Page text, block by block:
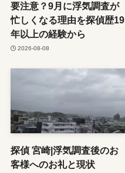
要注意？9月に浮気調査が
忙しくなる理由を探偵歴19
年以上の経験から
2026-08-08
探偵 宮崎|浮気調査後のお
客様へのお礼と現状